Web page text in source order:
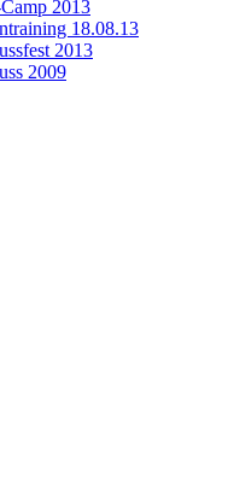
2013
18.08.13
2013
2009